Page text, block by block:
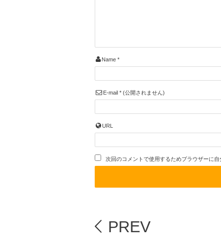
Name *
E-mail *(公開されません)
URL
次回のコメントで使用するためブラウザーに
PREV